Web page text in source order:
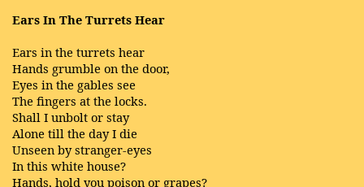
Ears In The Turrets Hear
Ears in the turrets hear
Hands grumble on the door,
Eyes in the gables see
The fingers at the locks.
Shall I unbolt or stay
Alone till the day I die
Unseen by stranger-eyes
In this white house?
Hands, hold you poison or grapes?